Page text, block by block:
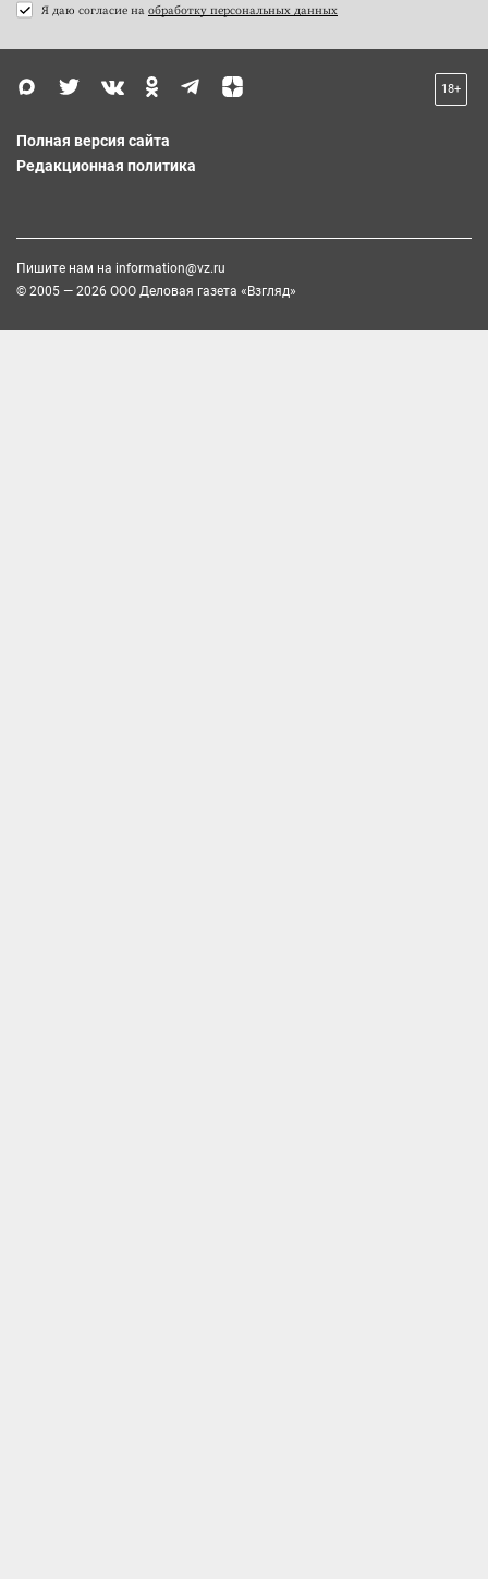
Я даю согласие на обработку персональных данных
18+
Полная версия сайта
Редакционная политика
Пишите нам на information@vz.ru
© 2005 — 2026 ООО Деловая газета «Взгляд»